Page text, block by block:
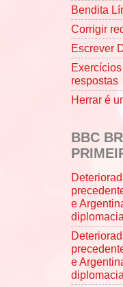
Bendita
Corrigir
Escrever
respostas
Herrar é
BBC
e
e